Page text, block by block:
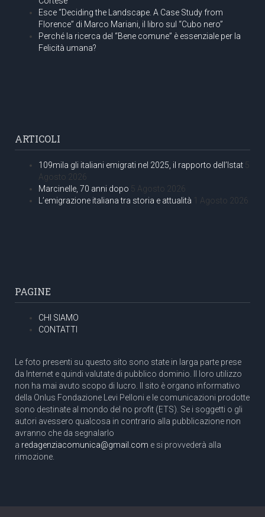
Esce “Deciding the Landscape. A Case Study from
Florence” di Marco Mariani, il libro sul “Cubo nero”
Perché la ricerca del “Bene comune” è essenziale per la
Felicità umana?
ARTICOLI
109mila gli italiani emigrati nel 2025, il rapporto dell’Istat 5
Agosto 2026
Marcinelle, 70 anni dopo 5 Agosto 2026
L’emigrazione italiana tra storia e attualità 1 Agosto 2026
PAGINE
CHI SIAMO
CONTATTI
Le foto presenti su questo sito sono state in larga parte prese
da Internet e quindi valutate di pubblico dominio. Il loro utilizzo
non ha mai avuto scopo di lucro. Il sito è organo informativo
della Onlus Fondazione Levi Pelloni e le comunicazioni prodotte
sono destinate al mondo del no profit (ETS). Se i soggetti o gli
autori avessero qualcosa in contrario alla pubblicazione non
avranno che da segnalarlo
a redagenziacomunica@gmail.com e si provvederà alla
rimozione.